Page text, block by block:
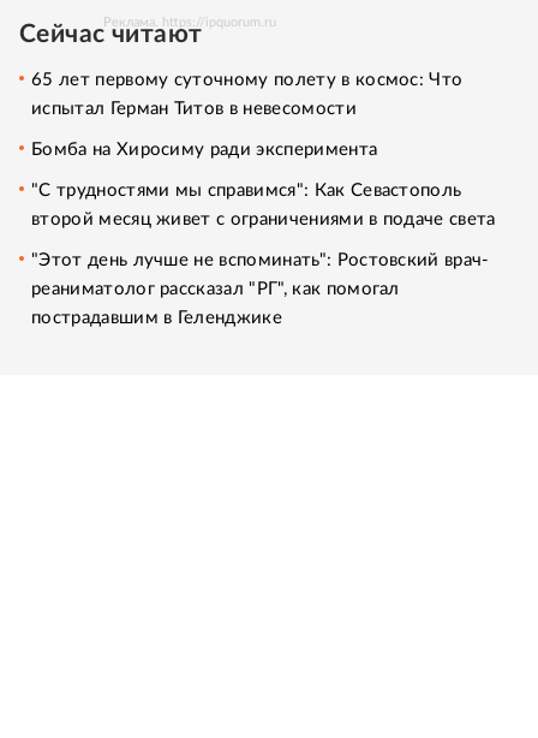
Реклама. https://ipquorum.ru
Сейчас читают
65 лет первому суточному полету в космос: Что
испытал Герман Титов в невесомости
Бомба на Хиросиму ради эксперимента
"С трудностями мы справимся": Как Севастополь
второй месяц живет с ограничениями в подаче света
"Этот день лучше не вспоминать": Ростовский врач-
реаниматолог рассказал "РГ", как помогал
пострадавшим в Геленджике